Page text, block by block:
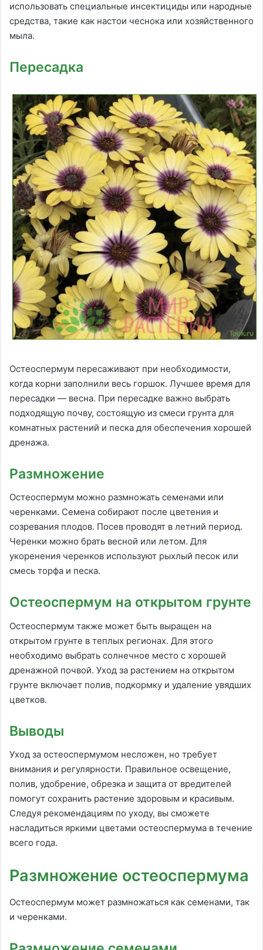
использовать специальные инсектициды или народные
средства, такие как настои чеснока или хозяйственного
мыла.
Пересадка
Остеоспермум пересаживают при необходимости,
когда корни заполнили весь горшок. Лучшее время для
пересадки — весна. При пересадке важно выбрать
подходящую почву, состоящую из смеси грунта для
комнатных растений и песка для обеспечения хорошей
дренажа.
Размножение
Остеоспермум можно размножать семенами или
черенками. Семена собирают после цветения и
созревания плодов. Посев проводят в летний период.
Черенки можно брать весной или летом. Для
укоренения черенков используют рыхлый песок или
смесь торфа и песка.
Остеоспермум на открытом грунте
Остеоспермум также может быть выращен на
открытом грунте в теплых регионах. Для этого
необходимо выбрать солнечное место с хорошей
дренажной почвой. Уход за растением на открытом
грунте включает полив, подкормку и удаление увядших
цветков.
Выводы
Уход за остеоспермумом несложен, но требует
внимания и регулярности. Правильное освещение,
полив, удобрение, обрезка и защита от вредителей
помогут сохранить растение здоровым и красивым.
Следуя рекомендациям по уходу, вы сможете
насладиться яркими цветами остеоспермума в течение
всего года.
Размножение остеоспермума
Остеоспермум может размножаться как семенами, так
и черенками.